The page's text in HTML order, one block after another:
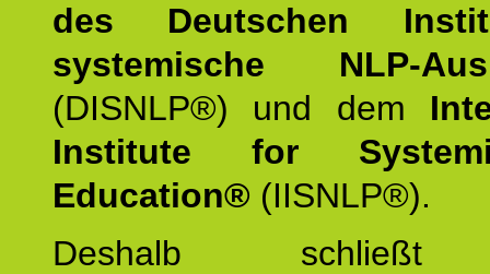
des Deutschen
systemische NLP-
(DISNLP®) und dem
Institute for
Education® (IISNLP®).
Deshalb schließt